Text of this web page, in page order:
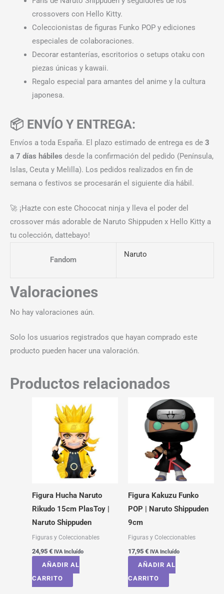
crossovers con Hello Kitty.
Coleccionistas de figuras Funko POP y ediciones
especiales de colaboraciones.
Decorar estanterías, escritorios o setups otaku con
piezas únicas y kawaii.
Regalo especial para amantes del anime y la cultura
japonesa.
📦 ENVÍO Y ENTREGA:
Envíos a toda España. El plazo estimado de entrega es de 3
a 7 días hábiles desde la confirmación del pedido (Península,
Islas, Ceuta y Melilla). Los pedidos realizados en fin de
semana o festivos se procesarán el siguiente día hábil.
🚀 ¡Hazte con este Chococat ninja y lleva el poder del
crossover más adorable de Naruto Shippuden x Hello Kitty a
tu colección, dattebayo!
Fandom
Naruto
Valoraciones
No hay valoraciones aún.
Solo los usuarios registrados que hayan comprado este
producto pueden hacer una valoración.
Productos relacionados
Figura Hucha Naruto
Rikudo 15cm PlasToy |
Naruto Shippuden
Figuras y Coleccionables
24,95 € IVA Incluído
AÑADIR AL
CARRITO
Figura Kakuzu Funko
POP | Naruto Shippuden
9cm
Figuras y Coleccionables
17,95 € IVA Incluído
AÑADIR AL
CARRITO